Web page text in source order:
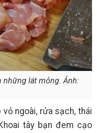
những lát mỏng. Ảnh:
ngoài, rửa sạch, thái
tây bạn đem cạo